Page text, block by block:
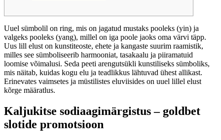
Uuel sümbolil on ring, mis on jagatud mustaks pooleks (yin) ja
valgeks pooleks (yang), millel on iga poole jaoks oma värvi täpp.
Uus lill elust on kunstiteoste, ehete ja kangaste suurim raamistik,
milles see sümboliseerib harmooniat, tasakaalu ja piiramatuid
loomise võimalusi. Seda peeti arengutsükli kunstiliseks sümboliks,
mis näitab, kuidas kogu elu ja teadlikkus lähtuvad ühest allikast.
Erinevates vaimsetes ja müstilistes eluviisides on uuel lillel elust
kõrge määratlus.
Kaljukitse sodiaagimärgistus – goldbet
slotide promotsioon